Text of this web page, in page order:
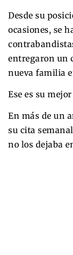
Desde su
ocasiones, se
entregaron un
nueva familia
Ese es su
En más de un
su cita
no los dejaba